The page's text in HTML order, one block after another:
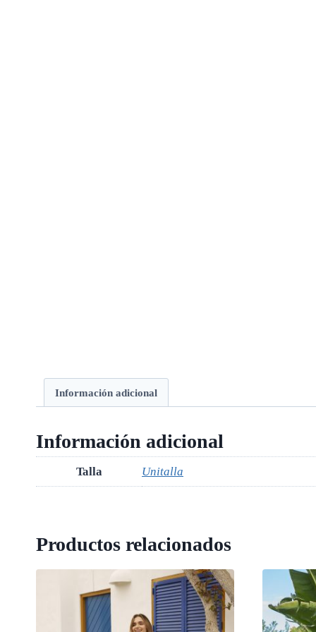
Información adicional
Información adicional
Talla Unitalla
Productos relacionados